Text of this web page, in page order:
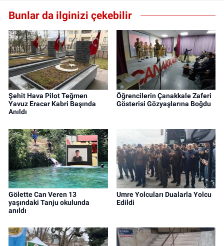
Bunlar da ilginizi çekebilir
Şehit Hava Pilot Teğmen
Yavuz Eracar Kabri Başında
Anıldı
Öğrencilerin Çanakkale Zaferi
Gösterisi Gözyaşlarına Boğdu
Gölette Can Veren 13
yaşındaki Tanju okulunda
anıldı
Umre Yolcuları Dualarla Yolcu
Edildi